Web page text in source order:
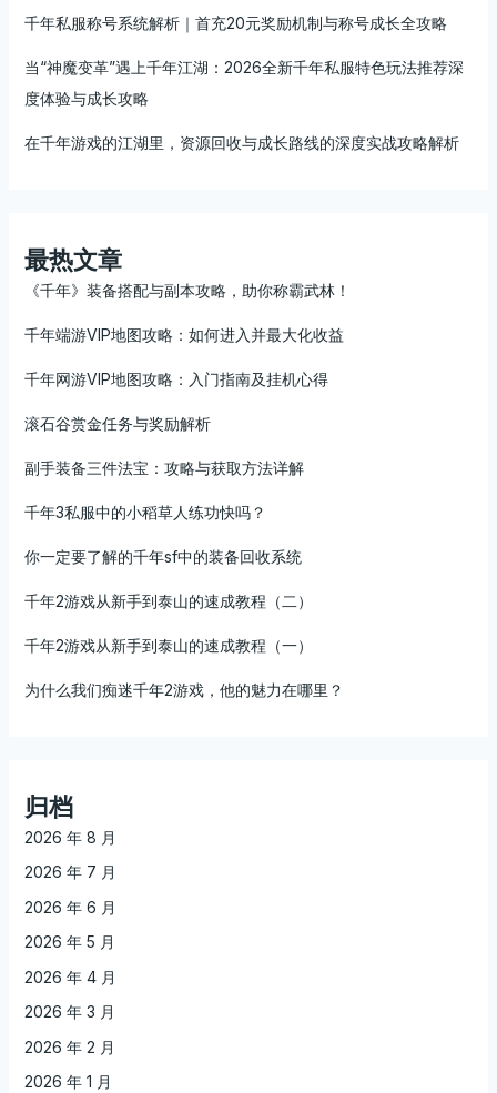
千年私服称号系统解析｜首充20元奖励机制与称号成长全攻略
当“神魔变革”遇上千年江湖：2026全新千年私服特色玩法推荐深
度体验与成长攻略
在千年游戏的江湖里，资源回收与成长路线的深度实战攻略解析
最热文章
《千年》装备搭配与副本攻略，助你称霸武林！
千年端游VIP地图攻略：如何进入并最大化收益
千年网游VIP地图攻略：入门指南及挂机心得
滚石谷赏金任务与奖励解析
副手装备三件法宝：攻略与获取方法详解
千年3私服中的小稻草人练功快吗？
你一定要了解的千年sf中的装备回收系统
千年2游戏从新手到泰山的速成教程（二）
千年2游戏从新手到泰山的速成教程（一）
为什么我们痴迷千年2游戏，他的魅力在哪里？
归档
2026 年 8 月
2026 年 7 月
2026 年 6 月
2026 年 5 月
2026 年 4 月
2026 年 3 月
2026 年 2 月
2026 年 1 月